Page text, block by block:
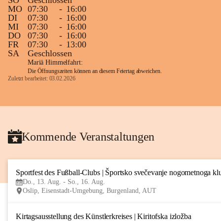
MO 07:30 - 16:00
DI
07:30 - 16:00
MI
07:30 - 16:00
DO
07:30 - 16:00
FR
07:30 - 13:00
SA
Geschlossen
Mariä Himmelfahrt:
Die Öffnungszeiten können an diesem Feiertag abweichen.
Zuletzt bearbeitet: 03.02.2026
Kommende Veranstaltungen
Sportfest des Fußball-Clubs | Športsko svečevanje nogometnoga
Do., 13. Aug. - So., 16. Aug.
Oslip, Eisenstadt-Umgebung, Burgenland, AUT
Kirtagsausstellung des Künstlerkreises | Kiritofska izložba